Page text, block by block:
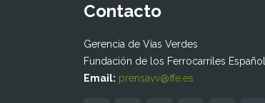
Contacto
Gerencia de Vías Verdes
Fundación de los Ferrocarriles
Email: prensavv@ffe.es